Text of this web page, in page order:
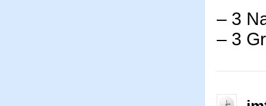
– 3
– 3